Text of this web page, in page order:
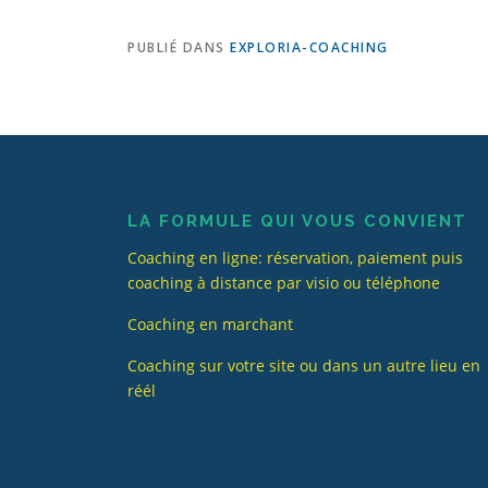
PUBLIÉ DANS EXPLORIA-COACHING
LA FORMULE QUI VOUS CONVIENT
Coaching en ligne: réservation, paiement puis
coaching à distance par visio ou téléphone
Coaching en marchant
Coaching sur votre site ou dans un autre lieu en
réél